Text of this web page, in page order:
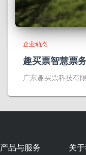
企业动态
趣买票智慧票
广东趣买票科技有
产品与服务 关